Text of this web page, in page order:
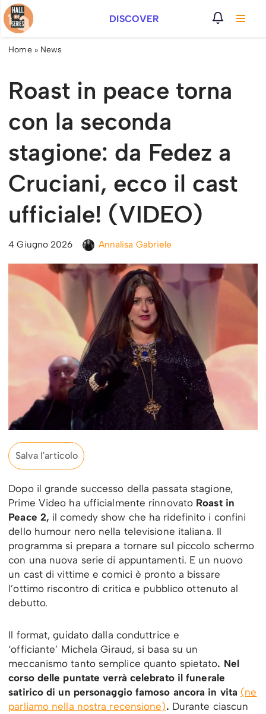
Vai
al
DISCOVER
Home» News
Roast in peace torna
con la seconda
stagione: da Fedez a
Cruciani, ecco il cast
ufficiale! (VIDEO)
4 Giugno 2026 Annalisa Gabriele
Salva l'articolo
Dopo il grande successo della passata stagione,
Prime Video ha ufficialmente rinnovato Roast in
Peace 2, il comedy show che ha ridefinito i confini
dello humour nero nella televisione italiana. Il
programma si prepara a tornare sul piccolo schermo
con una nuova serie di appuntamenti. E un nuovo
un cast di vittime e comici è pronto a bissare
l’ottimo riscontro di critica e pubblico ottenuto al
debutto.
Il format, guidato dalla conduttrice e
‘officiante’ Michela Giraud, si basa su un
meccanismo tanto semplice quanto spietato. Nel
corso delle puntate verrà celebrato il funerale
satirico di un personaggio famoso ancora in vita (ne
parliamo nella nostra recensione). Durante ciascun